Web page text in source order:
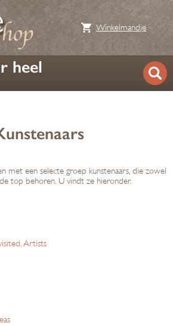
Winkelmandje
heel
met een selecte groep kunstenaars, die zowel
top behoren. U vindt ze hieronder.
Artists